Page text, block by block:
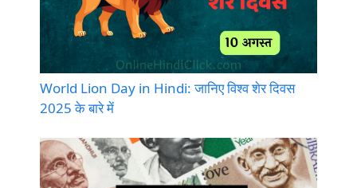
World Lion Day in Hindi: जानिए विश्व शेर दिवस
2025 के बारे में